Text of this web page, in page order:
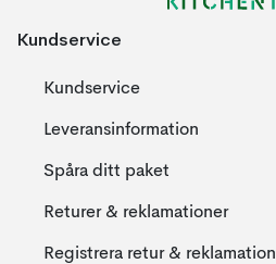
Kundservice
Kundservice
Leveransinformation
Spåra ditt paket
Returer & reklamationer
Registrera retur & reklamation